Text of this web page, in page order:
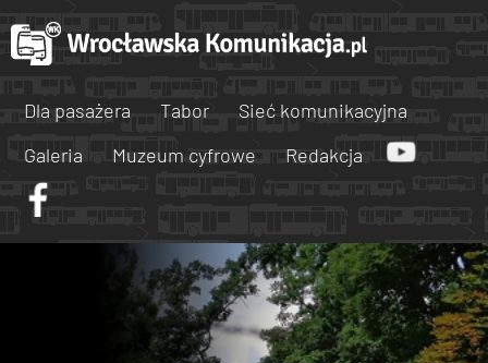
Dla pasażera Tabor
Sieć komunikacyjna
Galeria
Muzeum cyfrowe Redakcja